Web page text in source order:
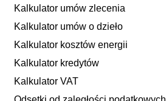
Kalkulator umów zlecenia
Kalkulator umów o dzieło
Kalkulator kosztów energii
Kalkulator kredytów
Kalkulator VAT